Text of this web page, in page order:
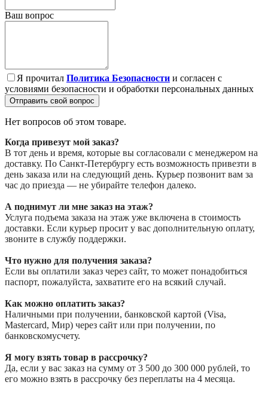
Ваш вопрос
Я прочитал Политика Безопасности и согласен с
условиями безопасности и обработки персональных данных
Отправить свой вопрос
Нет вопросов об этом товаре.
Когда привезут мой заказ?
В тот день и время, которые вы согласовали с менеджером на
доставку. По Санкт-Петербургу есть возможность привезти в
день заказа или на следующий день. Курьер позвонит вам за
час до приезда — не убирайте телефон далеко.
А поднимут ли мне заказ на этаж?
Услуга подъема заказа на этаж уже включена в стоимость
доставки. Если курьер просит у вас дополнительную оплату,
звоните в службу поддержки.
Что нужно для получения заказа?
Если вы оплатили заказ через сайт, то может понадобиться
паспорт, пожалуйста, захватите его на всякий случай.
Как можно оплатить заказ?
Наличными при получении, банковской картой (Visa,
Mastercard, Мир) через сайт или при получении, по
банковскомусчету.
Я могу взять товар в рассрочку?
Да, если у вас заказ на сумму от 3 500 до 300 000 рублей, то
его можно взять в рассрочку без переплаты на 4 месяца.